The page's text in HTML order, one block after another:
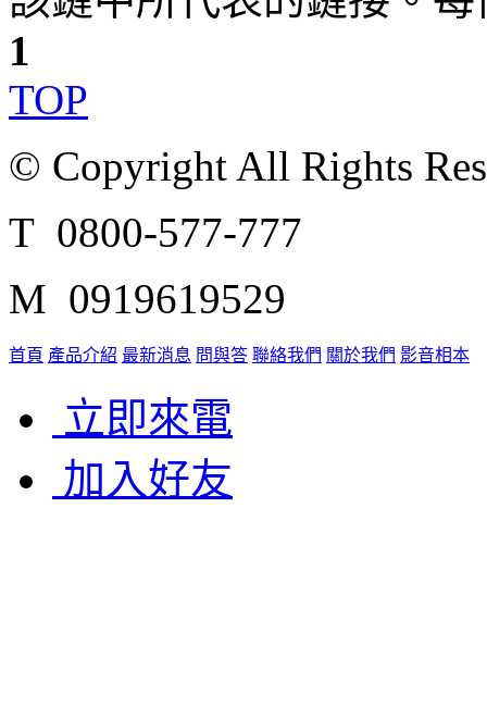
1
TOP
© Copyright All Rights
T 0800-577-777
M 0919619529
首頁 產品介紹 最新消息 問與答 聯絡我們 關於我們 影音相本
立即來電
加入好友